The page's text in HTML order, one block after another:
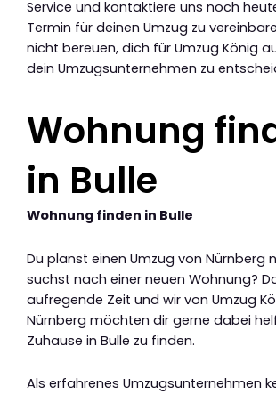
Service und kontaktiere uns noch
Termin für deinen Umzug zu
nicht bereuen, dich für Umzug König
dein Umzugsunternehmen zu
Wohnung
in Bulle
Wohnung finden in Bulle
Du planst einen Umzug von Nürnberg
suchst nach einer neuen Wohnung?
aufregende Zeit und wir von Umzug
Nürnberg möchten dir gerne dabei
Zuhause in Bulle zu finden.
Als erfahrenes Umzugsunternehmen